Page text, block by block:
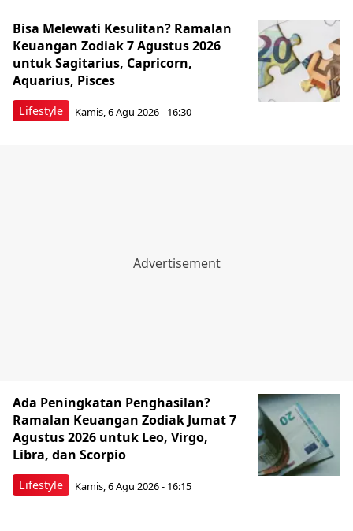
Lifestyle
Bisa Melewati Kesulitan? Ramalan
Keuangan Zodiak 7 Agustus 2026
untuk Sagitarius, Capricorn,
Aquarius, Pisces
Kamis, 6 Agu 2026 - 16:30
Lifestyle
Ada Peningkatan Penghasilan?
Ramalan Keuangan Zodiak Jumat 7
Agustus 2026 untuk Leo, Virgo,
Libra, dan Scorpio
Kamis, 6 Agu 2026 - 16:15